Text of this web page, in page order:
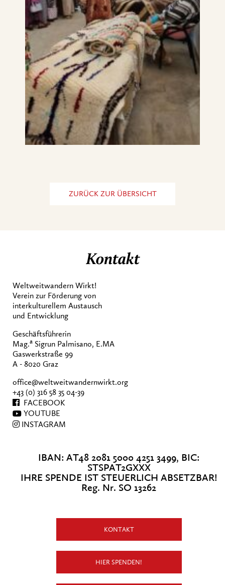
ZURÜCK ZUR ÜBERSICHT
Kontakt
Weltweitwandern Wirkt!
Verein zur Förderung von
interkulturellem Austausch
und Entwicklung
Geschäftsführerin
Mag.a Sigrun Palmisano, E.MA
Gaswerkstraße 99
A - 8020 Graz
office@weltweitwandernwirkt.org
+43 (0) 316 58 35 04-39
FACEBOOK
YOUTUBE
INSTAGRAM
IBAN: AT48 2081 5000 4251 3499, BIC:
STSPAT2GXXX
IHRE SPENDE IST STEUERLICH ABSETZBAR!
Reg. Nr. SO 13262
KONTAKT
HIER SPENDEN!